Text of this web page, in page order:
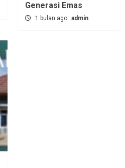
Generasi Emas
1 bulan ago admin